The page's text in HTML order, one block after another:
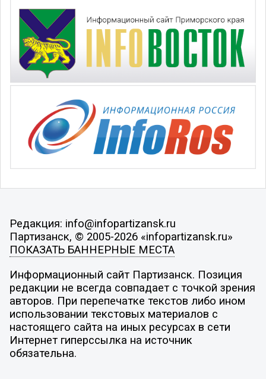
Редакция: info@infopartizansk.ru
Партизанск, © 2005-2026 «infopartizansk.ru»
ПОКАЗАТЬ БАННЕРНЫЕ МЕСТА
Информационный сайт Партизанск. Позиция
редакции не всегда совпадает с точкой зрения
авторов. При перепечатке текстов либо ином
использовании текстовых материалов с
настоящего сайта на иных ресурсах в сети
Интернет гиперссылка на источник
обязательна.